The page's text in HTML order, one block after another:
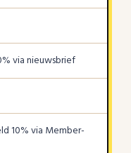
via nieuwsbrief
10% via Member-